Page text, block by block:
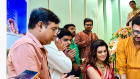
শ্রী
শ্রী
জগন্নাথ
রথযাত্রা
মহোৎসব
উদযাপন